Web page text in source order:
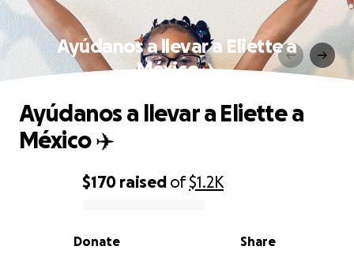
Ayúdanos a llevar a Eliette a
México ✈️
0% complete
$170 raised of$1.2K
Share
Donate
Ayúdanos a llevar a Eliette a
México ✈️